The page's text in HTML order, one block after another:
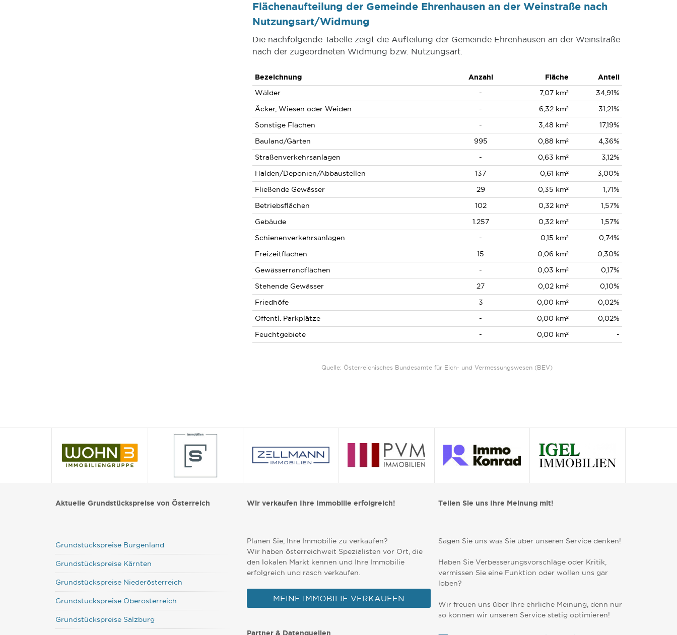
Flächenaufteilung der Gemeinde Ehrenhausen an der Weinstraße nach
Nutzungsart/Widmung
Die nachfolgende Tabelle zeigt die Aufteilung der Gemeinde Ehrenhausen an der Weinstraße
nach der zugeordneten Widmung bzw. Nutzungsart.
Bezeichnung Anzahl Fläche
Anteil
Wälder
- 7,07 km²
34,91%
Äcker, Wiesen oder Weiden
- 6,32 km²
31,21%
Sonstige Flächen
- 3,48 km²
17,19%
Bauland/Gärten
995 0,88 km²
4,36%
Straßenverkehrsanlagen
- 0,63 km²
3,12%
Halden/Deponien/Abbaustellen
137 0,61 km²
3,00%
Fließende Gewässer
29 0,35 km²
1,71%
Betriebsflächen
102 0,32 km²
1,57%
Gebäude
1.257 0,32 km²
1,57%
Schienenverkehrsanlagen
- 0,15 km²
0,74%
Freizeitflächen
15 0,06 km²
0,30%
Gewässerrandflächen
- 0,03 km²
0,17%
Stehende Gewässer
27 0,02 km²
0,10%
Friedhöfe
3 0,00 km²
0,02%
Öffentl. Parkplätze
- 0,00 km²
0,02%
Feuchtgebiete
- 0,00 km² -
Quelle: Österreichisches Bundesamte für Eich- und Vermessungswesen (BEV)
Aktuelle Grundstückspreise von Österreich
Grundstückspreise Burgenland
Grundstückspreise Kärnten
Grundstückspreise Niederösterreich
Grundstückspreise Oberösterreich
Grundstückspreise Salzburg
Wir verkaufen Ihre Immobilie erfolgreich!
Planen Sie, Ihre Immobilie zu verkaufen?
Wir haben österreichweit Spezialisten vor Ort, die
den lokalen Markt kennen und Ihre Immobilie
erfolgreich und rasch verkaufen.
MEINE IMMOBILIE VERKAUFEN
Partner & Datenquellen
Teilen Sie uns Ihre Meinung mit!
Sagen Sie uns was Sie über unseren Service denken!
Haben Sie Verbesserungsvorschläge oder Kritik,
vermissen Sie eine Funktion oder wollen uns gar
loben?
Wir freuen uns über Ihre ehrliche Meinung, denn nur
so können wir unseren Service stetig optimieren!